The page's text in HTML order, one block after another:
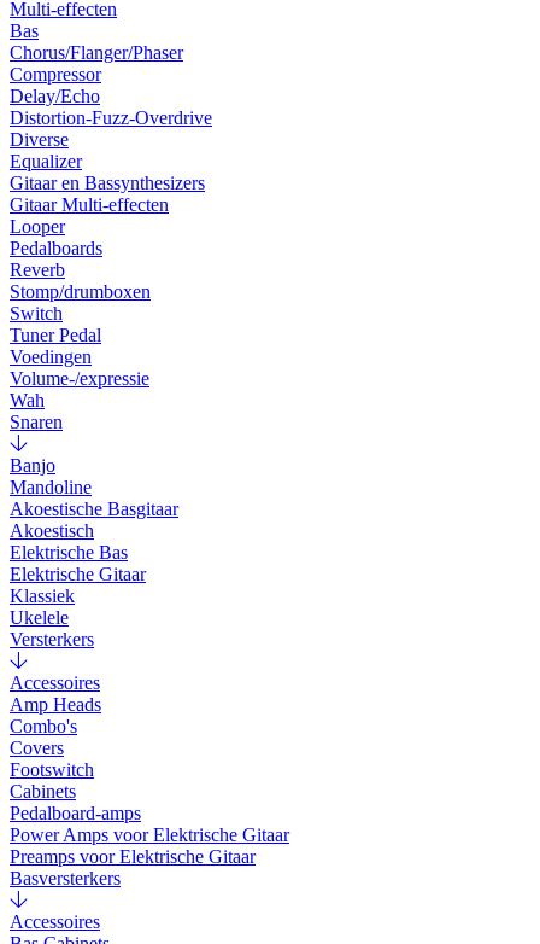
Multi-effecten
Bas
Chorus/Flanger/Phaser
Compressor
Delay/Echo
Distortion-Fuzz-Overdrive
Diverse
Equalizer
Gitaar en Bassynthesizers
Gitaar Multi-effecten
Looper
Pedalboards
Reverb
Stomp/drumboxen
Switch
Tuner Pedal
Voedingen
Volume-/expressie
Wah
Snaren
Banjo
Mandoline
Akoestische Basgitaar
Akoestisch
Elektrische Bas
Elektrische Gitaar
Klassiek
Ukelele
Versterkers
Accessoires
Amp Heads
Combo's
Covers
Footswitch
Cabinets
Pedalboard-amps
Power Amps voor Elektrische Gitaar
Preamps voor Elektrische Gitaar
Basversterkers
Accessoires